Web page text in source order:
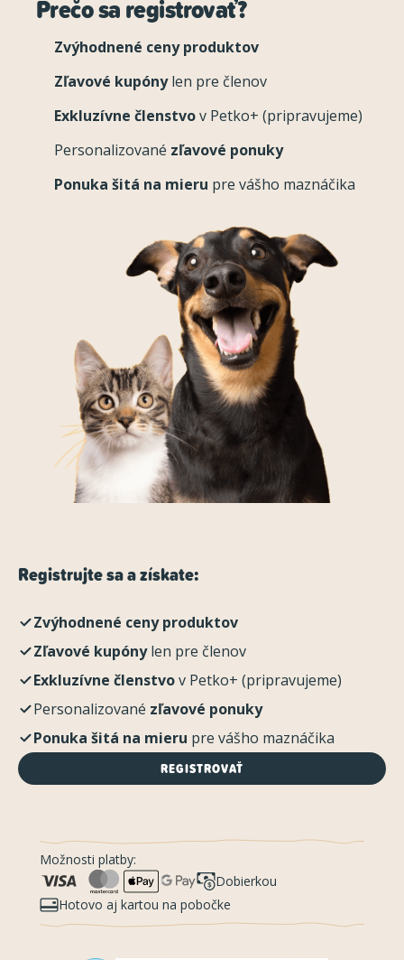
Prečo sa registrovať?
Zvýhodnené ceny produktov
Zľavové kupónylen pre členov
Exkluzívne členstvov Petko+ (pripravujeme)
Personalizované zľavové ponuky
Ponuka šitá na mieru pre vášho maznáčika
Registrujte sa a získate:
Zvýhodnené ceny produktov
Zľavové kupónylen pre členov
Exkluzívne členstvov Petko+ (pripravujeme)
Personalizované zľavové ponuky
Ponuka šitá na mieru pre vášho maznáčika
REGISTROVAŤ
Možnosti platby:
Dobierkou
Hotovo aj kartou na pobočke